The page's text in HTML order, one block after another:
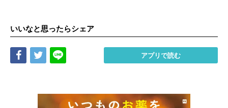
いいなと思ったらシェア
Share Tweet アプリで読む